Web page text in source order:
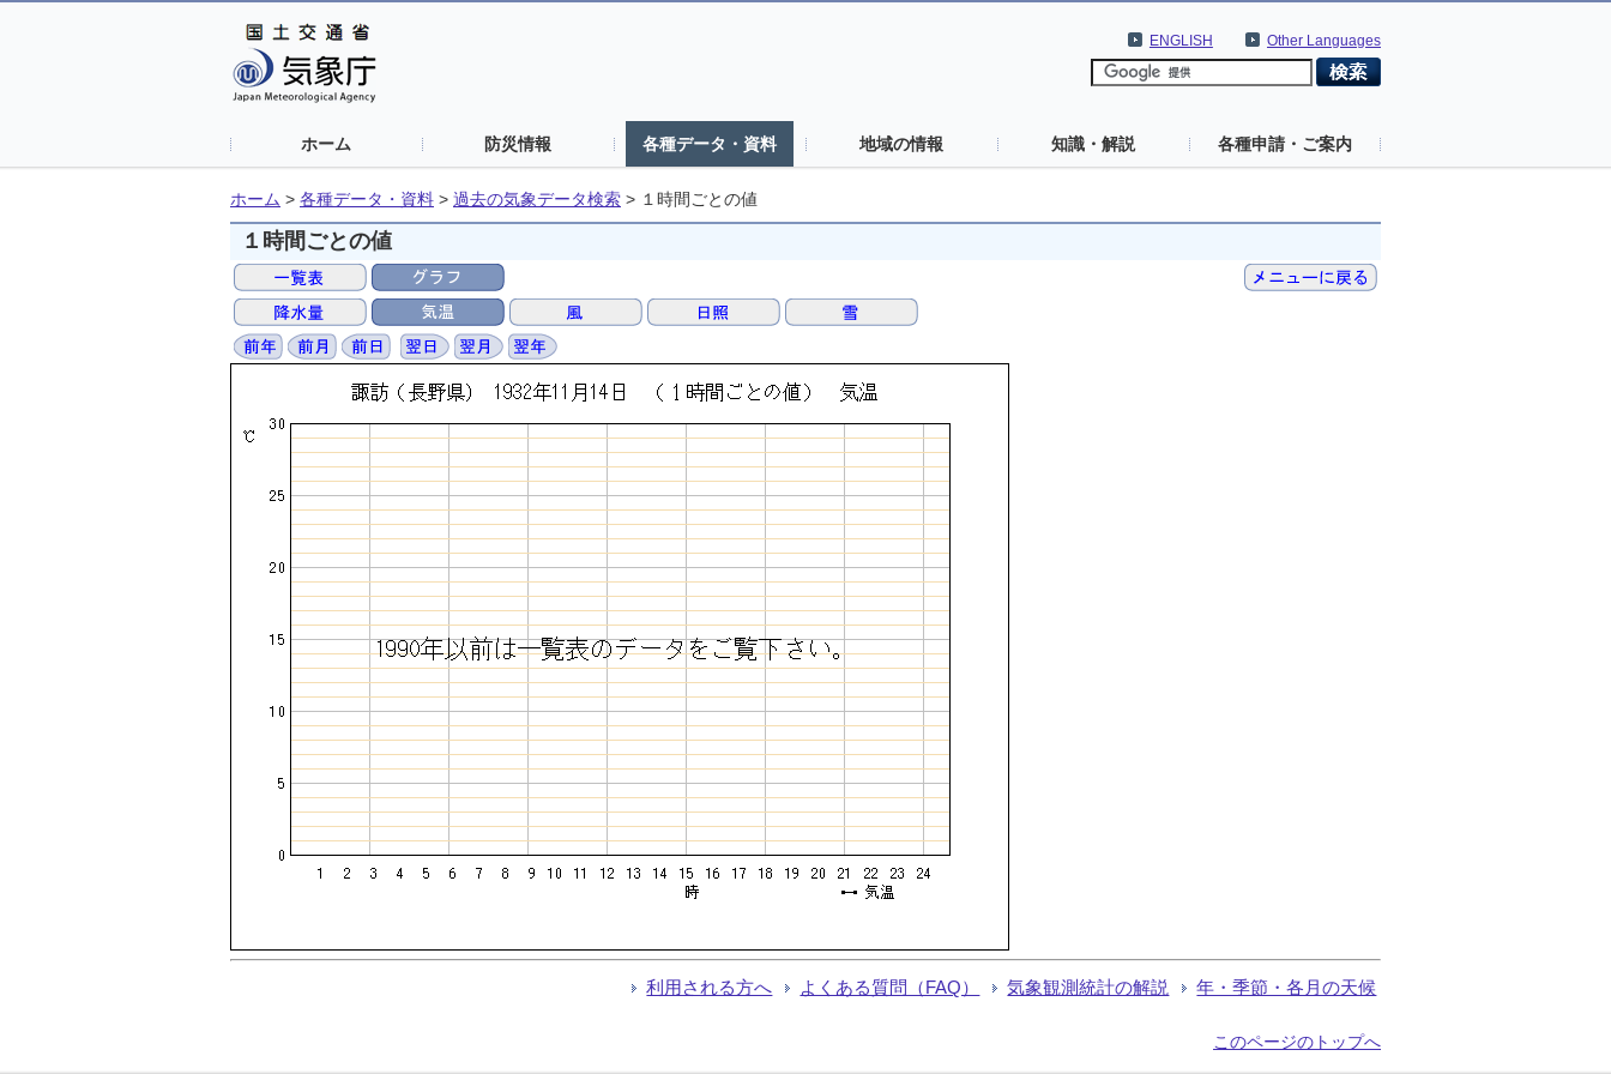
Other Languages
ENGLISH
ホーム 防災情報 各種データ・資料 地域の情報 知識・解説 各種申請・ご案内
ホーム > 各種データ・資料 > 過去の気象データ検索 > １時間ごとの値
１時間ごとの値
利用される方へ よくある質問（FAQ） 気象観測統計の解説 年・季節・各月の天候
このページのトップへ